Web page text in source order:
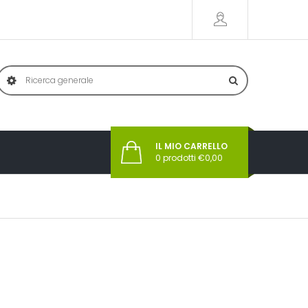
IL MIO CARRELLO
0 prodotti €0,00